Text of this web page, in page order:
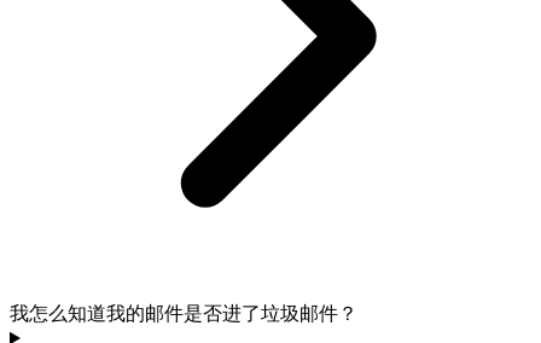
我怎么知道我的邮件是否进了垃圾邮件？